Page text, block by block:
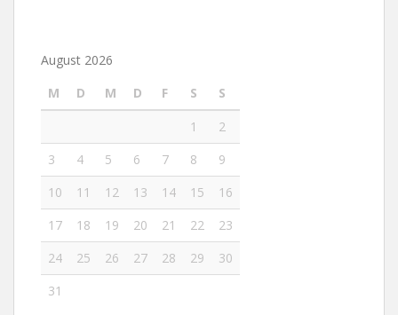
August 2026
M
D M D F S
S
1
2
3
4 5 6 7 8
9
10
11 12 13 14 15
16
17
18 19 20 21 22
23
24
25 26 27 28 29
30
31